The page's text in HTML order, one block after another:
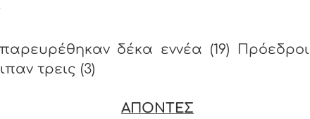
δέκα εννέα (19) Πρόεδροι
τρεις (3)
ΑΠΟΝΤΕΣ